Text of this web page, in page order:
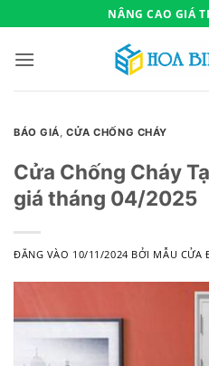
qua
nội
NÂNG CAO GIÁ
BÁO GIÁ,CỬA CHỐNG CHÁY
Cửa Chống Cháy
giá tháng 04/2025
ĐĂNG VÀO 10/11/2024 BỞI MẪU CỬA